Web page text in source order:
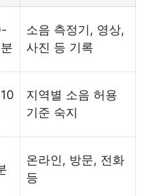
소음 측정기, 영상,
사진 등 기록
지역별 소음 허용
기준 숙지
온라인, 방문, 전화
등